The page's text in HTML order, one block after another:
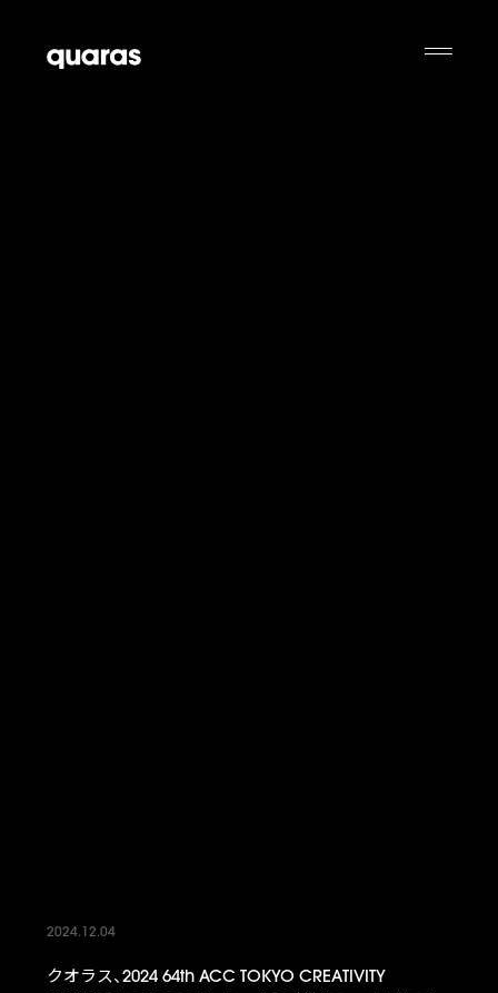
2024.12.04
クオラス、2024 64th ACC TOKYO CREATIVITY